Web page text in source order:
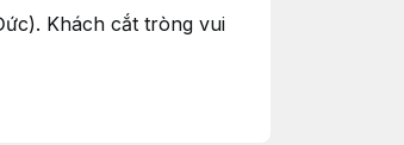
Khách cắt tròng vui